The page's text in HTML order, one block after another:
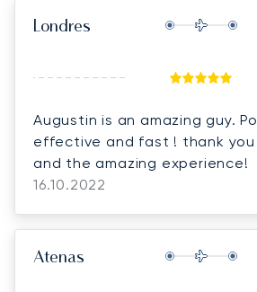
Londres
Augustin is an amazing guy.
effective and fast ! thank you
and the amazing experience!
16.10.2022
Atenas